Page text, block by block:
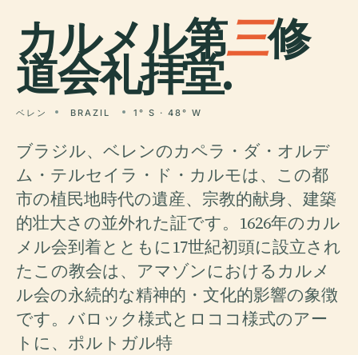
カルメル第三修
道会礼拝堂.
ベレン BRAZIL 1° S · 48° W
ブラジル、ベレンのカペラ・ダ・オルデ
ム・テルセイラ・ド・カルモは、この都
市の植民地時代の遺産、宗教的献身、建築
的壮大さの並外れた証です。1626年のカル
メル会到着とともに17世紀初頭に設立され
たこの教会は、アマゾンにおけるカルメ
ル会の永続的な精神的・文化的影響の象徴
です。バロック様式とロココ様式のアー
トに、ポルトガル特